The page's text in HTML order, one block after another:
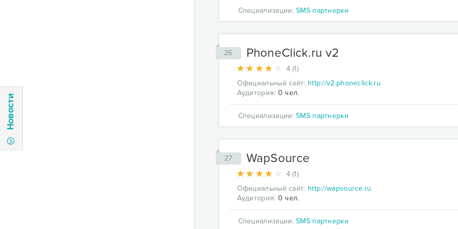
Новости
Специализации:SMS партнерки
26 PhoneClick.ru v2
4 (1)
Официальный сайт: http://v2.phoneclick.ru
Аудитория: 0 чел.
Специализации:SMS партнерки
27 WapSource
4 (1)
Официальный сайт: http://wapsource.ru
Аудитория: 0 чел.
Специализации:SMS партнерки